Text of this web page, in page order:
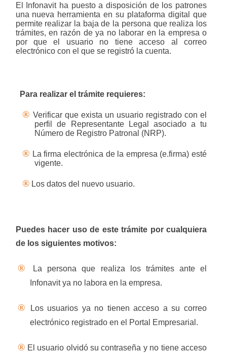
El Infonavit ha puesto a disposición de los patrones
una nueva herramienta en su plataforma digital que
permite realizar la baja de la persona que realiza los
trámites, en razón de ya no laborar en la empresa o
por que el usuario no tiene acceso al correo
electrónico con el que se registró la cuenta.
Para realizar el trámite requieres:
® Verificar que exista un usuario registrado con el
perfil de Representante Legal asociado a tu
Número de Registro Patronal (NRP).
® La firma electrónica de la empresa (e.firma) esté
vigente.
® Los datos del nuevo usuario.
Puedes hacer uso de este trámite por cualquiera
de los siguientes motivos:
®
La persona que realiza los trámites ante el
Infonavit ya no labora en la empresa.
®
Los usuarios ya no tienen acceso a su correo
electrónico registrado en el Portal Empresarial.
® El usuario olvidó su contraseña y no tiene acceso